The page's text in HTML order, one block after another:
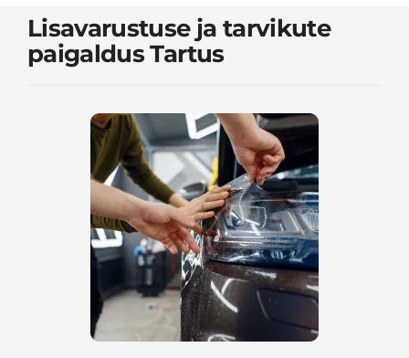
Lisavarustuse ja tarvikute
paigaldus Tartus